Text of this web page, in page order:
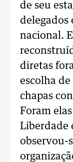
de seu
delegados
nacional.
diretas
escolha
chapas
Foram
Liberdade
observou-